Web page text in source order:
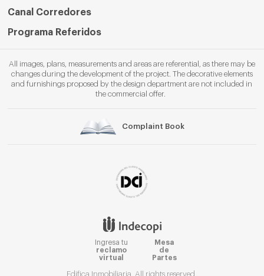
Canal Corredores
Programa Referidos
All images, plans, measurements and areas are referential, as there may be
changes during the development of the project. The decorative elements
and furnishings proposed by the design department are not included in
the commercial offer.
Complaint Book
Ingresa tu
reclamo
virtual
Mesa
de
Partes
Edifica Inmobiliaria. All rights reserved.